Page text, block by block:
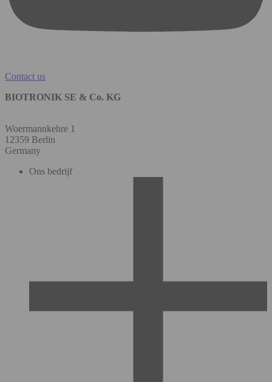
Contact us
BIOTRONIK SE & Co. KG
Woermannkehre 1
12359 Berlin
Germany
Ons bedrijf